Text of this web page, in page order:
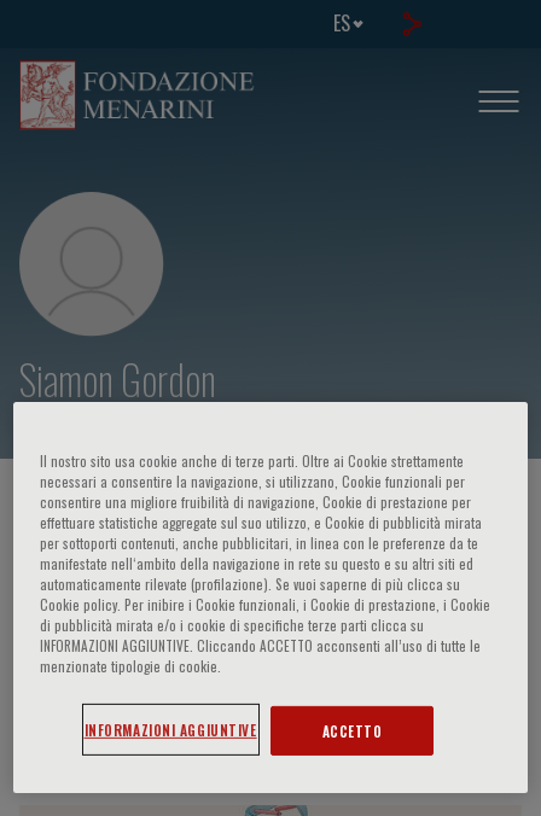
ES
Siamon Gordon
HOME PAGE / CURSOS Y EVENTOS / ORADOR
Siamon Gordon
Participaciones del ponente
Il nostro sito usa cookie anche di terze parti. Oltre ai Cookie strettamente
necessari a consentire la navigazione, si utilizzano, Cookie funzionali per
consentire una migliore fruibilità di navigazione, Cookie di prestazione per
effettuare statistiche aggregate sul suo utilizzo, e Cookie di pubblicità mirata
per sottoporti contenuti, anche pubblicitari, in linea con le preferenze da te
manifestate nell‘ambito della navigazione in rete su questo e su altri siti ed
automaticamente rilevate (profilazione). Se vuoi saperne di più clicca su
Cookie policy. Per inibire i Cookie funzionali, i Cookie di prestazione, i Cookie
di pubblicità mirata e/o i cookie di specifiche terze parti clicca su
INFORMAZIONI AGGIUNTIVE. Cliccando ACCETTO acconsenti all’uso di tutte le
menzionate tipologie di cookie.
INFORMAZIONI AGGIUNTIVE ACCETTO